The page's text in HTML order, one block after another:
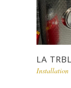
LA TRBL
Installation